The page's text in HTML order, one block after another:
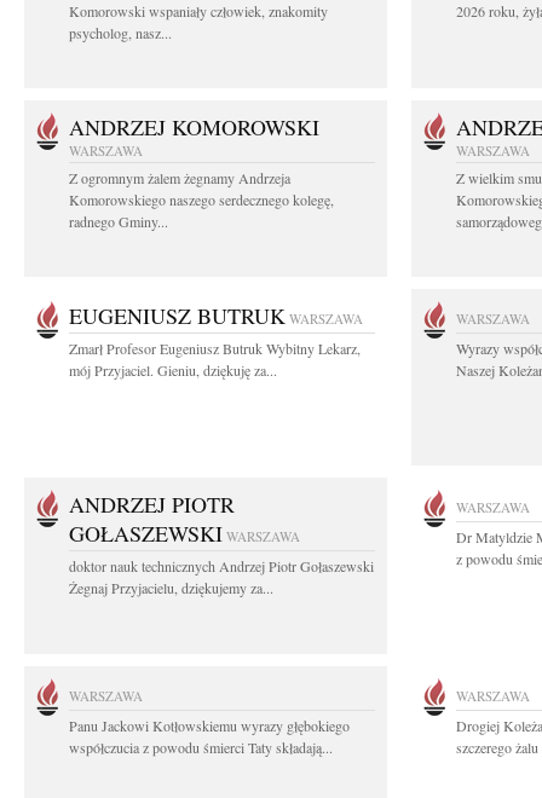
Komorowski wspaniały człowiek, znakomity
psycholog, nasz...
2026 roku,
ANDRZEJ KOMOROWSKI
WARSZAWA
Z ogromnym żalem żegnamy Andrzeja
Komorowskiego naszego serdecznego kolegę,
radnego Gminy...
WARSZAWA
Z wielkim
EUGENIUSZ BUTRUK WARSZAWA
Zmarł Profesor Eugeniusz Butruk Wybitny Lekarz,
mój Przyjaciel. Gieniu, dziękuję za...
WARSZAWA
Wyrazy
Naszej
ANDRZEJ PIOTR
GOŁASZEWSKI WARSZAWA
doktor nauk technicznych Andrzej Piotr Gołaszewski
Żegnaj Przyjacielu, dziękujemy za...
WARSZAWA
Dr Matyldzie
z powodu
WARSZAWA
Panu Jackowi Kotłowskiemu wyrazy głębokiego
współczucia z powodu śmierci Taty składają...
WARSZAWA
Drogiej
szczerego